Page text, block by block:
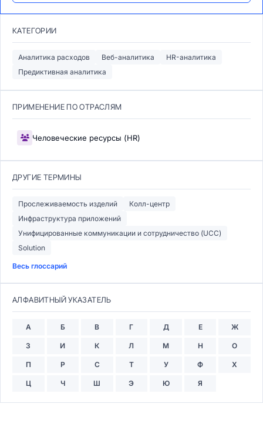
КАТЕГОРИИ
Аналитика расходов Веб-аналитика
HR-аналитика
Предиктивная аналитика
ПРИМЕНЕНИЕ ПО ОТРАСЛЯМ
Человеческие ресурсы (HR)
ДРУГИЕ ТЕРМИНЫ
Прослеживаемость изделий
Колл-центр
Инфраструктура приложений
Унифицированные коммуникации и сотрудничество (UCC)
Solution
Весь глоссарий
АЛФАВИТНЫЙ УКАЗАТЕЛЬ
А Б В Г Д Е Ж
З И К Л М Н О
П Р С Т У Ф Х
Ц Ч Ш Э Ю Я